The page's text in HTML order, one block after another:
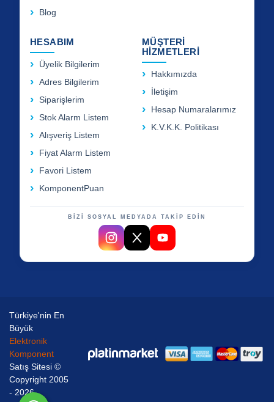
Blog
HESABIM
Üyelik Bilgilerim
Adres Bilgilerim
Siparişlerim
Stok Alarm Listem
Alışveriş Listem
Fiyat Alarm Listem
Favori Listem
KomponentPuan
MÜŞTERİ
HİZMETLERİ
Hakkımızda
İletişim
Hesap Numaralarımız
K.V.K.K. Politikası
BİZİ SOSYAL MEDYADA TAKİP EDİN
Türkiye'nin En
Büyük
Elektronik
Komponent
Satış Sitesi ©
Copyright 2005
- 2026